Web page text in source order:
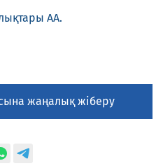
АА.
жаңалық жіберу